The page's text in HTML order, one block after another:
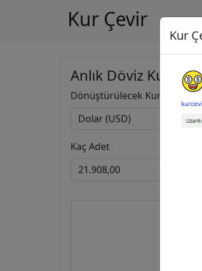
Kur Çevir
Anlık Döviz Kuru
Dönüştürülecek Kur
Kaç Adet
Kur